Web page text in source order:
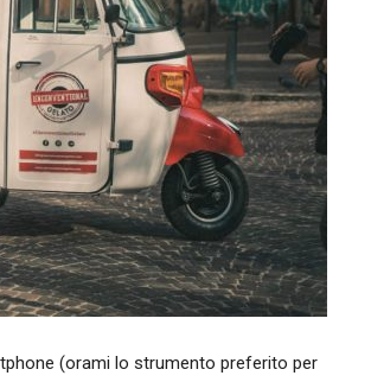
(orami lo strumento preferito per